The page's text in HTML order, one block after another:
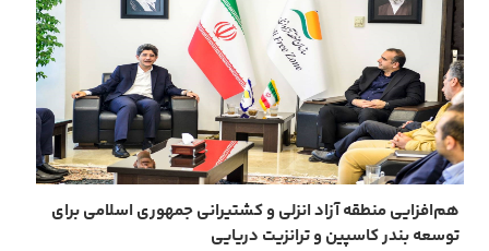
هم‌افزایی منطقه آزاد انزلی و کشتیرانی جمهوری اسلامی برای
توسعه بندر کاسپین و ترانزیت دریایی